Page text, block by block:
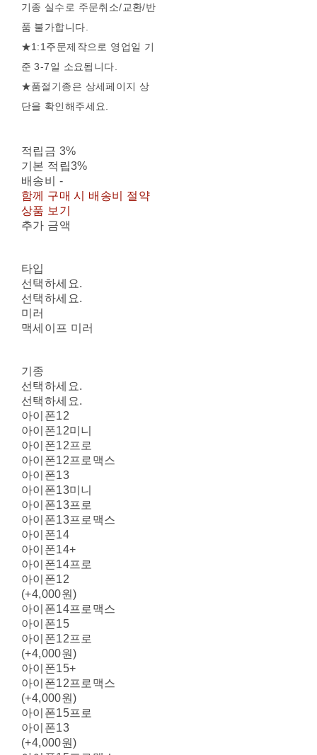
기종 실수로 주문취소/교환/반
품 불가합니다.
★1:1주문제작으로 영업일 기
준 3-7일 소요됩니다.
★품절기종은 상세페이지 상
단을 확인해주세요.
적립금 3%
기본 적립3%
배송비 -
함께 구매 시 배송비 절약
상품 보기
추가 금액
타입
선택하세요.
선택하세요.
미러
맥세이프 미러
기종
선택하세요.
선택하세요.
아이폰12
아이폰12미니
아이폰12프로
아이폰12프로맥스
아이폰13
아이폰13미니
아이폰13프로
아이폰13프로맥스
아이폰14
아이폰14+
아이폰14프로
아이폰12
(+4,000원)
아이폰14프로맥스
아이폰15
아이폰12프로
(+4,000원)
아이폰15+
아이폰12프로맥스
(+4,000원)
아이폰15프로
아이폰13
(+4,000원)